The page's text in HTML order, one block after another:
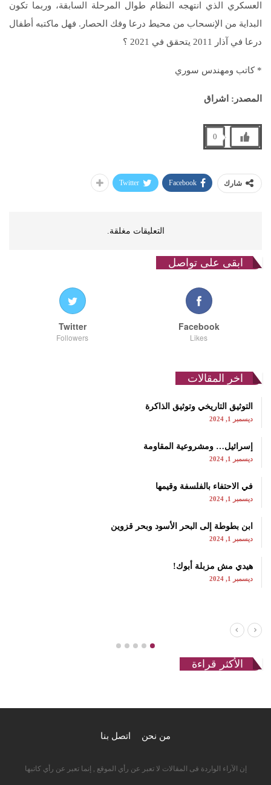
العسكري الذي انتهجه النظام طوال المرحلة السابقة، وربما تكون
البداية من الإنسحاب من محيط درعا وفك الحصار. فهل ماكتبه أطفال
درعا في آذار 2011 يتحقق في 2021 ؟
* كاتب ومهندس سوري
المصدر: اشراق
0
شارك Facebook
Twitter
التعليقات مغلقة.
ابقى على تواصل
Facebook
Likes
Twitter
Followers
اخر المقالات
التوثيق التاريخي وتوثيق الذاكرة
ديسمبر 1, 2024
إسرائيل… ومشروعية المقاومة
ديسمبر 1, 2024
في الاحتفاء بالفلسفة وقيمها
ديسمبر 1, 2024
ابن بطوطة إلى البحر الأسود وبحر قزوين
ديسمبر 1, 2024
هيدي مش مزبلة أبوك!
ديسمبر 1, 2024
الأكثر قراءة
من نحن اتصل بنا
إن الآراء الواردة فى المقالات لا تعبر عن رأي الموقع , إنما تعبر عن رأي كاتبها